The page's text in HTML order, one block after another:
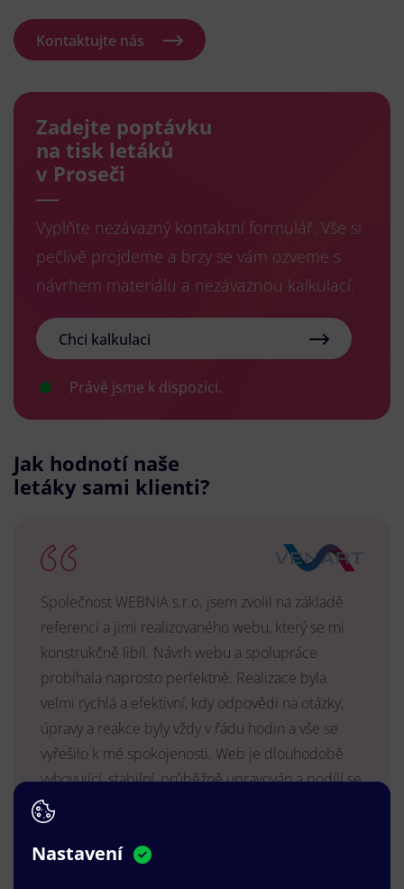
Kontaktujte nás
Zadejte poptávku
na tisk letáků
v Proseči
Vyplňte nezávazný kontaktní formulář. Vše si
pečlivě projdeme a brzy se vám ozveme s
návrhem materiálu a nezávaznou kalkulací.
Chci kalkulaci
Právě jsme k dispozici.
Jak hodnotí naše
letáky sami klienti?
Společnost WEBNIA s.r.o. jsem zvolil na základě
referencí a jimi realizovaného webu, který se mi
konstrukčně libíl. Návrh webu a spolupráce
probíhala naprosto perfektně. Realizace byla
velmi rychlá a efektivní, kdy odpovědi na otázky,
úpravy a reakce byly vždy v řádu hodin a vše se
vyřešilo k mé spokojenosti. Web je dlouhodobě
vyhovující, stabilní, průběžně upravován a podílí se
na pozitivním vnímání naší značky.
MUDr. Radek Vyšohlíd
VENART s.r.o.
Nastavení